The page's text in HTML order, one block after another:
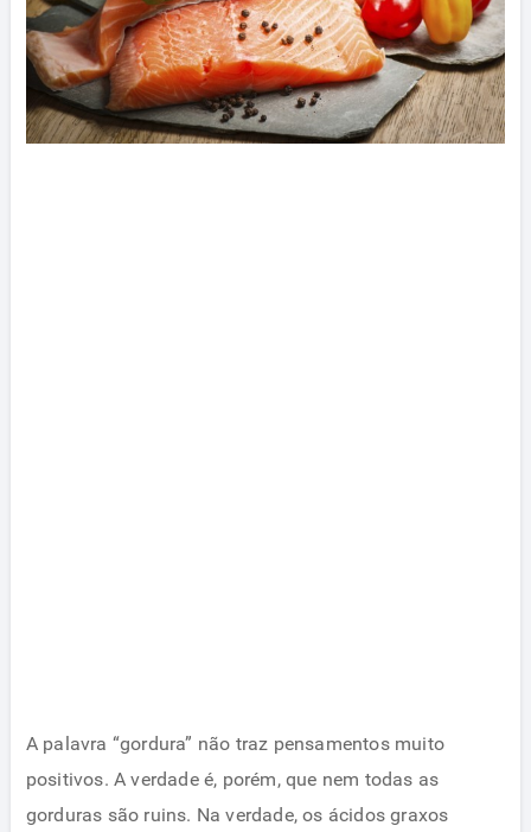
A palavra “gordura” não traz pensamentos muito
positivos. A verdade é, porém, que nem todas as
gorduras são ruins. Na verdade, os ácidos graxos